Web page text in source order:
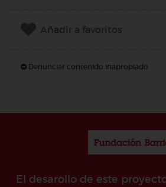
Añadir a favoritos
Denunciar contenido inapropiado
El desarollo de este